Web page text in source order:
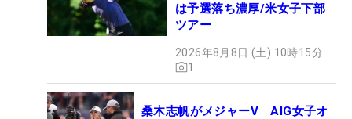
は予選落ち濃厚/米女子下部
ツアー
2026年8月8日 (土) 10時15分
1
桑木志帆がメジャーV AIG女子オ